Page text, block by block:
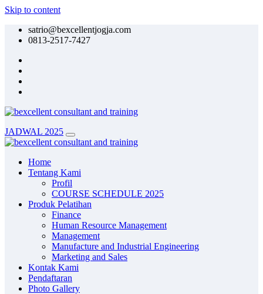
Skip to content
satrio@bexcellentjogja.com
0813-2517-7427
JADWAL 2025
Home
Tentang Kami
Profil
COURSE SCHEDULE 2025
Produk Pelatihan
Finance
Human Resource Management
Management
Manufacture and Industrial Engineering
Marketing and Sales
Kontak Kami
Pendaftaran
Photo Gallery